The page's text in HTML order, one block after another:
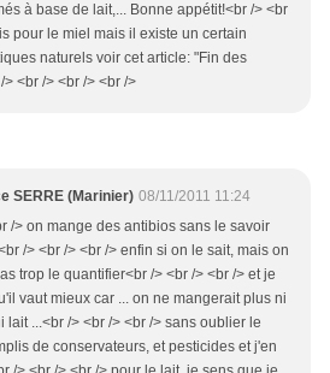
à base de lait,... Bonne appétit!<br /> <br
pour le miel mais il existe un certain
naturels voir cet article: "Fin des
<br /> <br /> <br />
SERRE (Marinier) 08/11/2011 11:24
/> on mange des antibios sans le savoir
/> <br /> <br /> enfin si on le sait, mais on
trop le quantifier<br /> <br /> <br /> et je
vaut mieux car ... on ne mangerait plus ni
lait ...<br /> <br /> <br /> sans oublier le
de conservateurs, et pesticides et j'en